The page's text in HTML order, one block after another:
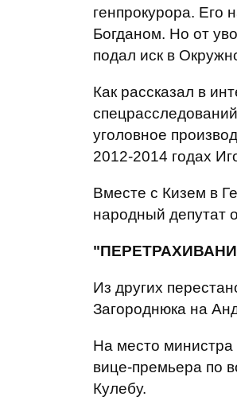
генпрокурора. Его
Богданом. Но от
подал иск в
Как рассказал в
уголовное
2012-2014 годах
Вместе с Кизем в
народный депутат
Из других
Загороднюка на
На место министра
вице-премьера по
Кулебу.